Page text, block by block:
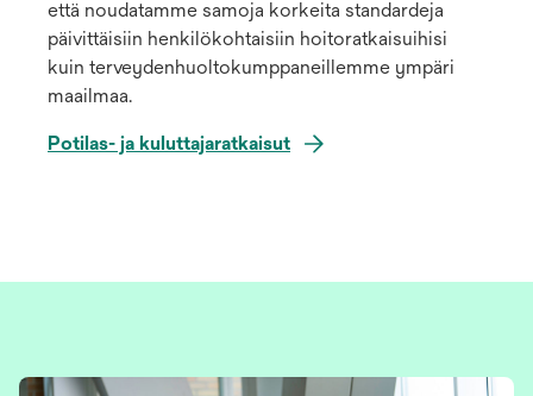
että noudatamme samoja korkeita standardeja
päivittäisiin henkilökohtaisiin hoitoratkaisuihisi
kuin terveydenhuoltokumppaneillemme ympäri
maailmaa.
Potilas- ja kuluttajaratkaisut